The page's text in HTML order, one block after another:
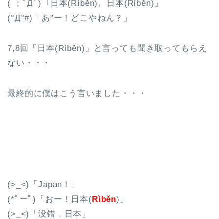
( ；ﾟДﾟ)「日本(Rìběn)、日本(Rìběn)」
(°Д°#)「あ”ー！どこやねん？」
7,8回「日本(Rìběn)」と言っても聞き取ってもらえ
ない・・・
最終的に僕はこう言いました・・・
(>_<)「Japan！」
(*ﾟーﾟ)「おー！日本(Rìběn)」
(>_<)「没错，日本」